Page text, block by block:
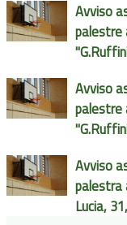
Avviso
palestre
Avviso
palestre
Avviso
palestra
Lucia,